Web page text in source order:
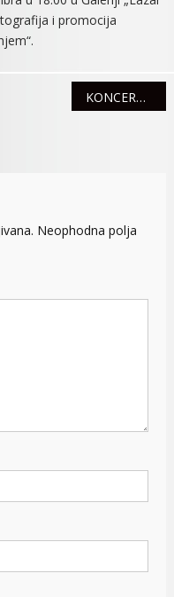
RUSINA
U
i promocija
KONCERT KLAVIRSKOG DUA 2G U PETAK U GALERIJI
Neophodna polja